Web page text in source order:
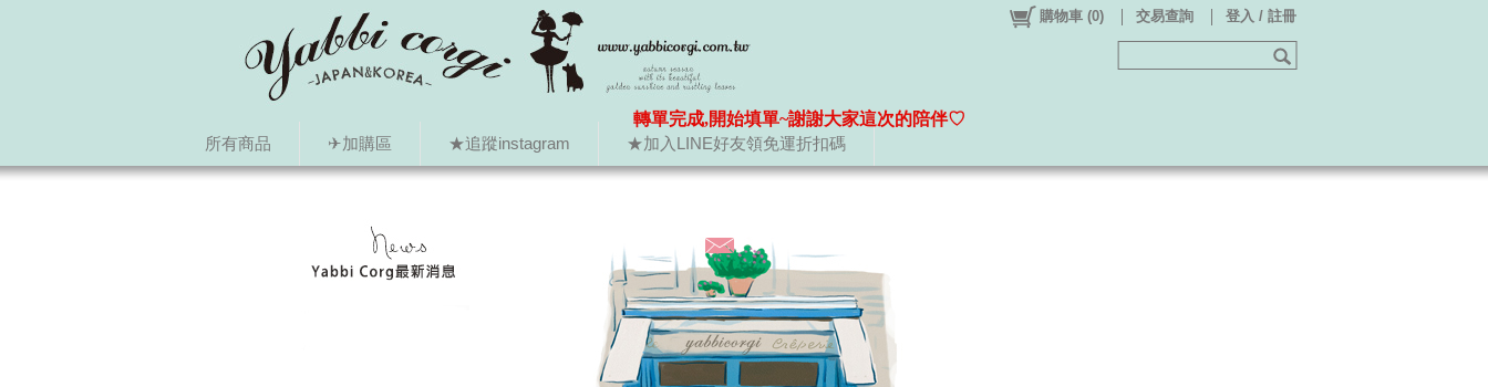
所有商品 ✈加購區 ★追蹤instagram ★加入LINE好友領免運折扣碼
購物車 (0) 交易查詢 登入 / 註冊
轉單完成,開始填單~謝謝大家這次的陪伴♡